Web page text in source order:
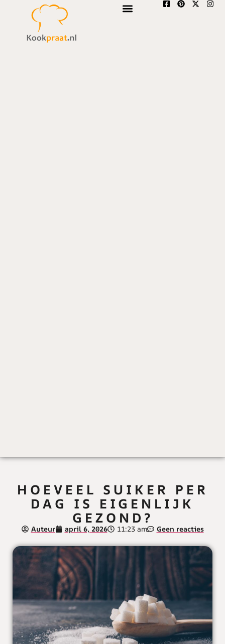
HOEVEEL SUIKER PER
DAG IS EIGENLIJK
GEZOND?
Auteur april 6, 2026 11:23 am Geen reacties